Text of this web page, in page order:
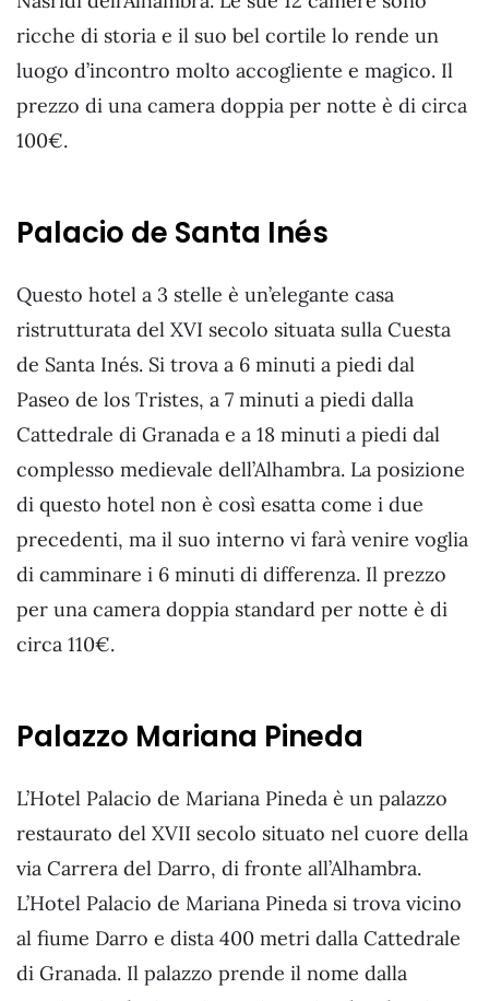
ricche di storia e il suo bel cortile lo rende un
luogo d’incontro molto accogliente e magico. Il
prezzo di una camera doppia per notte è di circa
100€.
Palacio de Santa Inés
Questo hotel a 3 stelle è un’elegante casa
ristrutturata del XVI secolo situata sulla Cuesta
de Santa Inés. Si trova a 6 minuti a piedi dal
Paseo de los Tristes, a 7 minuti a piedi dalla
Cattedrale di Granada e a 18 minuti a piedi dal
complesso medievale dell’Alhambra. La posizione
di questo hotel non è così esatta come i due
precedenti, ma il suo interno vi farà venire voglia
di camminare i 6 minuti di differenza. Il prezzo
per una camera doppia standard per notte è di
circa 110€.
Palazzo Mariana Pineda
L’Hotel Palacio de Mariana Pineda è un palazzo
restaurato del XVII secolo situato nel cuore della
via Carrera del Darro, di fronte all’Alhambra.
L’Hotel Palacio de Mariana Pineda si trova vicino
al fiume Darro e dista 400 metri dalla Cattedrale
di Granada. Il palazzo prende il nome dalla